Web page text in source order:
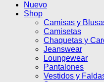
Nuevo
Shop
Camisas y
Camisetas
Chaquetas y
Jeanswear
Loungewear
Pantalones
Vestidos y